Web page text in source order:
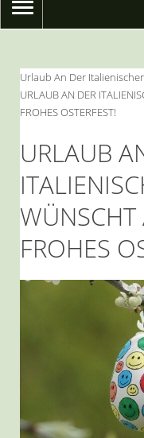
TOGGLE
NAVIGATION
Urlaub An Der
URLAUB AN DER
FROHES OSTERFEST!
URLAUB
FROHES